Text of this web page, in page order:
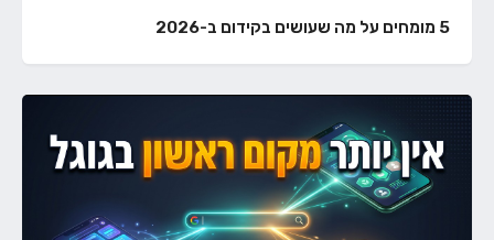
5 מומחים על מה שעושים בקידום ב-2026